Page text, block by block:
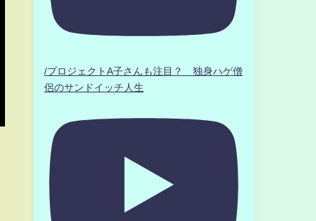
/プロジェクトA子さんも注目？ 独身ハゲ僧
侶のサンドイッチ人生